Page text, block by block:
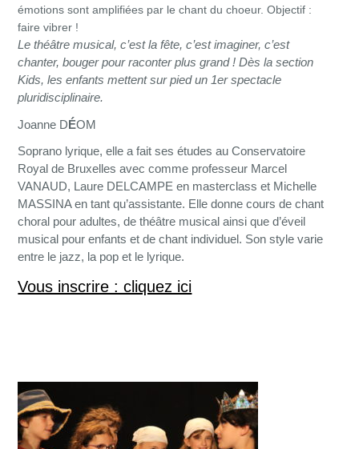
émotions sont amplifiées par le chant du choeur. Objectif :
faire vibrer !
Le théâtre musical, c’est la fête, c’est imaginer, c’est
chanter, bouger pour raconter plus grand ! Dès la section
Kids, les enfants mettent sur pied un 1er spectacle
pluridisciplinaire.
Joanne DÉOM
Soprano lyrique, elle a fait ses études au Conservatoire
Royal de Bruxelles avec comme professeur Marcel
VANAUD, Laure DELCAMPE en masterclass et Michelle
MASSINA en tant qu’assistante. Elle donne cours de chant
choral pour adultes, de théâtre musical ainsi que d’éveil
musical pour enfants et de chant individuel. Son style varie
entre le jazz, la pop et le lyrique.
Vous inscrire : cliquez ici